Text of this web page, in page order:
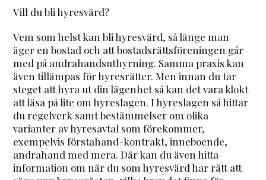
Vill du bli hyresvärd?
Vem som helst kan bli hyresvärd, så länge man
äger en bostad och att bostadsrättsföreningen går
med på andrahandsuthyrning. Samma praxis kan
även tillämpas för hyresrätter. Men innan du tar
steget att hyra ut din lägenhet så kan det vara klokt
att läsa på lite om hyreslagen. I hyreslagen så hittar
du regelverk samt bestämmelser om olika
varianter av hyresavtal som förekommer,
exempelvis förstahand-kontrakt, inneboende,
andrahand med mera. Där kan du även hitta
information om när du som hyresvärd har rätt att